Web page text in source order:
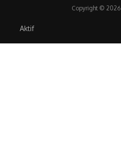
Copyright © 2026
Aktif